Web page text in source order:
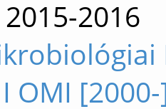
2015-2016
OMI